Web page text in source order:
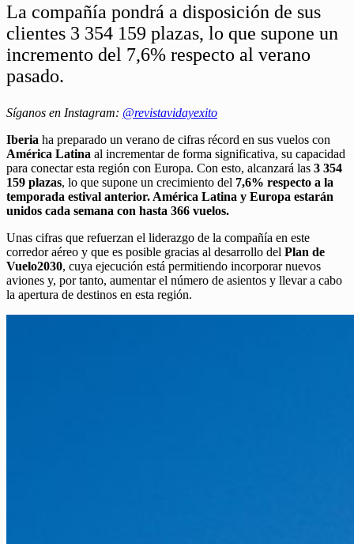
La compañía pondrá a disposición de sus
clientes 3 354 159 plazas, lo que supone un
incremento del 7,6% respecto al verano
pasado.
Síganos en Instagram: @revistavidayexito
Iberia ha preparado un verano de cifras récord en sus vuelos con
América Latina al incrementar de forma significativa, su capacidad
para conectar esta región con Europa. Con esto, alcanzará las 3 354
159 plazas, lo que supone un crecimiento del 7,6% respecto a la
temporada estival anterior. América Latina y Europa estarán
unidos cada semana con hasta 366 vuelos.
Unas cifras que refuerzan el liderazgo de la compañía en este
corredor aéreo y que es posible gracias al desarrollo del Plan de
Vuelo2030, cuya ejecución está permitiendo incorporar nuevos
aviones y, por tanto, aumentar el número de asientos y llevar a cabo
la apertura de destinos en esta región.